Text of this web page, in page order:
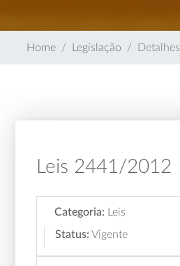
Home Legislação Detalhes
Leis 2441/2012
Categoria:
Leis
Status: Vigente